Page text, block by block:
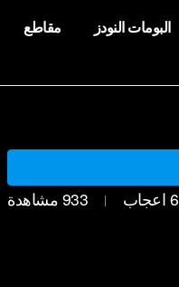
مقاطع البومات النودز
933 مشاهدة | 6 اعجاب